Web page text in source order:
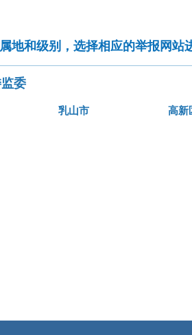
地和级别，选择相应的举报网站
委
乳山市
高新